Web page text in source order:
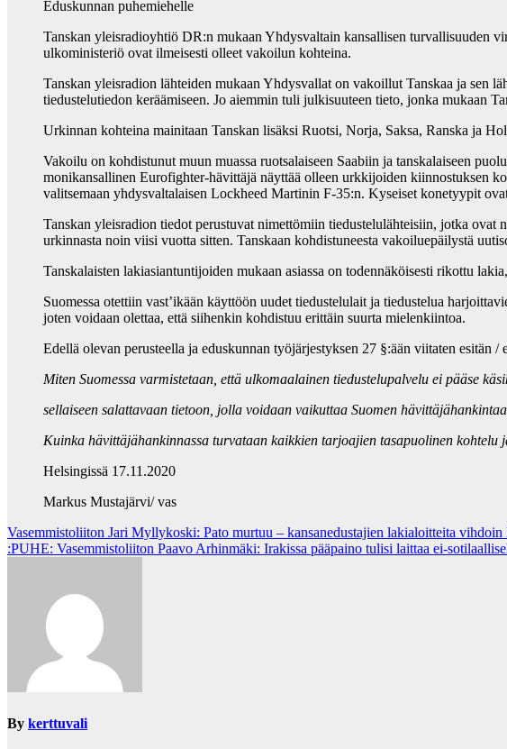
Eduskunnan puhemiehelle
Tanskan yleisradioyhtiö DR:n mukaan Yhdysvaltain kansallisen turvallisuuden
ulkoministeriö ovat ilmeisesti olleet vakoilun kohteina.
Tanskan yleisradion lähteiden mukaan Yhdysvallat on vakoillut Tanskaa ja sen
tiedustelutiedon keräämiseen. Jo aiemmin tuli julkisuuteen tieto, jonka mukaan
Urkinnan kohteina mainitaan Tanskan lisäksi Ruotsi, Norja, Saksa, Ranska ja
Vakoilu on kohdistunut muun muassa ruotsalaiseen Saabiin ja tanskalaiseen
monikansallinen Eurofighter-hävittäjä näyttää olleen urkkijoiden kiinnostuksen
valitsemaan yhdysvaltalaisen Lockheed Martinin F-35:n. Kyseiset konetyypit
Tanskan yleisradion tiedot perustuvat nimettömiin tiedustelulähteisiin, jotka ovat
urkinnasta noin viisi vuotta sitten. Tanskaan kohdistuneesta vakoiluepäilystä
Tanskalaisten lakiasiantuntijoiden mukaan asiassa on todennäköisesti rikottu
Suomessa otettiin vast’ikään käyttöön uudet tiedustelulait ja tiedustelua
joten voidaan olettaa, että siihenkin kohdistuu erittäin suurta mielenkiintoa.
Edellä olevan perusteella ja eduskunnan työjärjestyksen 27 §:ään viitaten esitän
Miten Suomessa varmistetaan, että ulkomaalainen tiedustelupalvelu ei pääse
sellaiseen salattavaan tietoon, jolla voidaan vaikuttaa Suomen
Kuinka hävittäjähankinnassa turvataan kaikkien tarjoajien tasapuolinen
Helsingissä 17.11.2020
Markus Mustajärvi/ vas
Post
navigation
Vasemmistoliiton Jari Myllykoski: Pato murtuu – kansanedustajien lakialoitteita
:PUHE: Vasemmistoliiton Paavo Arhinmäki: Irakissa pääpaino tulisi laittaa ei-
By kerttuvali